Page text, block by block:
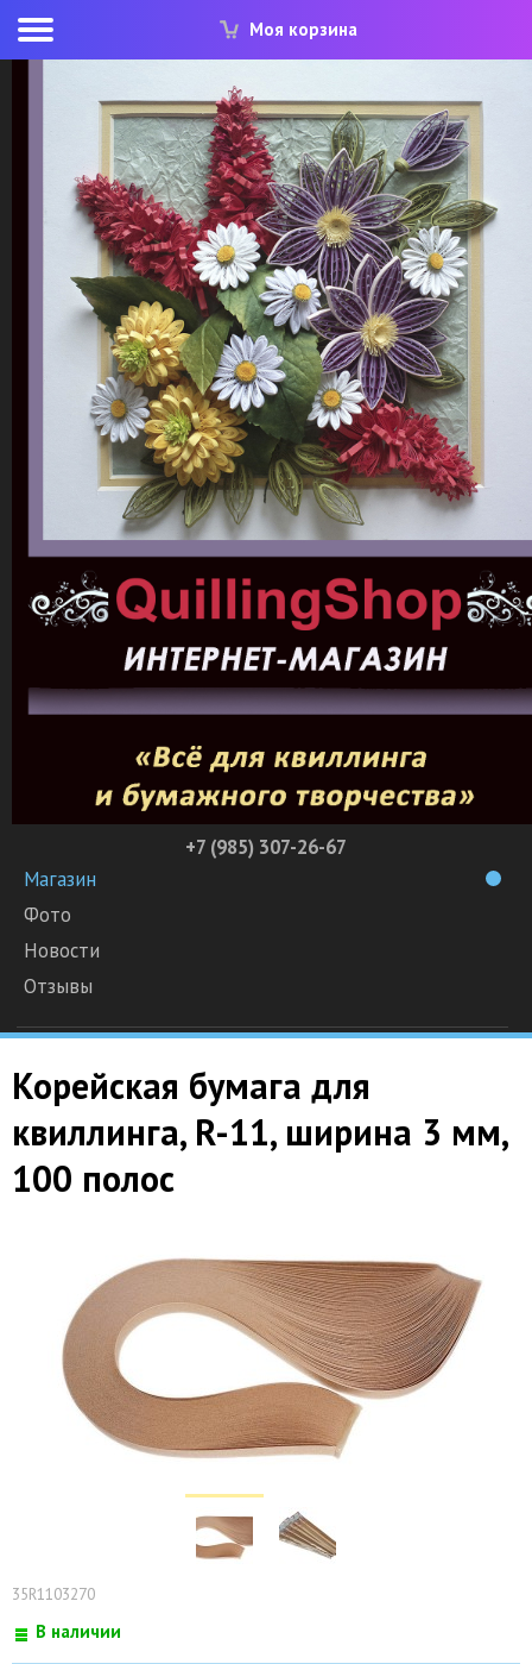
Моя корзина
+7 (985) 307-26-67
Магазин
Фото
Новости
Отзывы
Корейская бумага для
квиллинга, R-11, ширина 3 мм,
100 полос
35R1103270
В наличии